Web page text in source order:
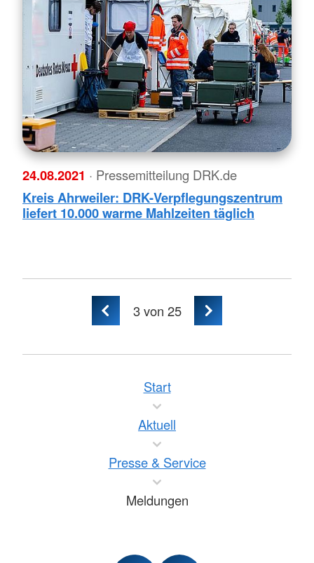
24.08.2021 · Pressemitteilung DRK.de
Kreis Ahrweiler: DRK-Verpflegungszentrum
liefert 10.000 warme Mahlzeiten täglich
3von 25
Start
Aktuell
Presse & Service
Meldungen